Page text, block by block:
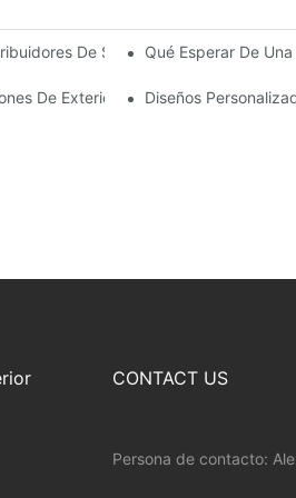
De Sombrillas De Playa
Qué Esperar De
De Exterior Diseños
CONTACT US
Persona de contacto: